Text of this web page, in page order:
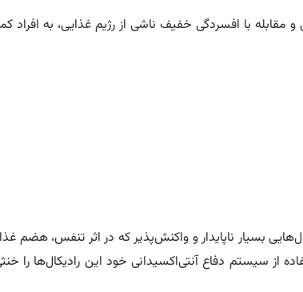
با افسردگی خفیف ناشی از رژیم غذایی، به افراد
بسیار ناپایدار و واکنش‌پذیر که در اثر تنفس، هضم
از سیستم دفاع آنتی‌اکسیدانی خود این رادیکال‌ها را